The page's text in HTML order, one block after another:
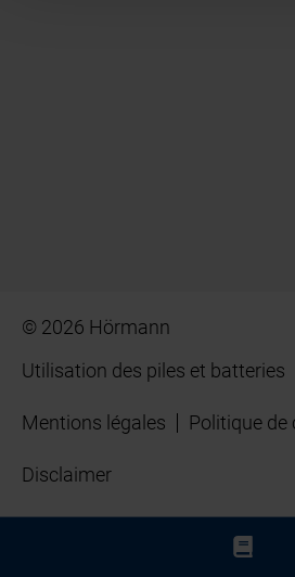
© 2026 Hörmann
Utilisation des piles et batteries
Mentions légales Politique
Disclaimer